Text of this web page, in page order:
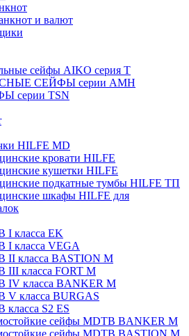
и валют
сейфы AIKO серия Т
СЕЙФЫ серии AMH
серии TSN
HILFE MD
кровати HILFE
кушетки HILFE
подкатные тумбы HILFE ТП
шкафы HILFE для
I класса EK
I класса VEGA
II класса BASTION M
III класса FORT M
IV класса BANKER M
V класса BURGAS
класса S2 ES
сейфы MDTB BANKER M
сейфы MDTB BASTION M